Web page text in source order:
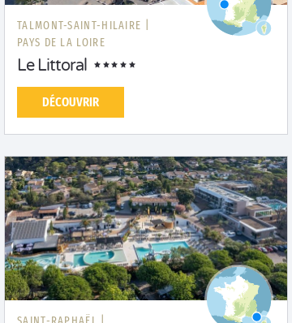
TALMONT-SAINT-HILAIRE |
PAYS DE LA LOIRE
Le Littoral
DÉCOUVRIR